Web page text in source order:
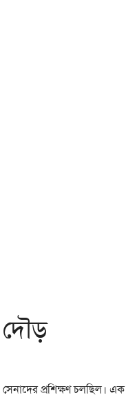
দৌড়
সেনাদের প্রশিক্ষণ চলছিল।